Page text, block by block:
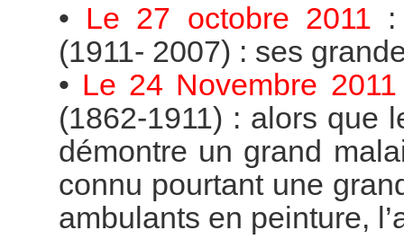
• Le 27 octobre 2011
(1911- 2007) : ses
• Le 24 Novembre 2011
(1862-1911) : alors que
démontre un grand
connu pourtant une
ambulants en peinture,